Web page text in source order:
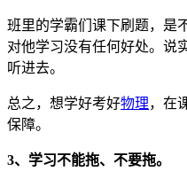
班里的学霸们课下刷题，是
对他学习没有任何好处。说
听进去。
总之，想学好考好物理，在
保障。
3、学习不能拖、不要拖。